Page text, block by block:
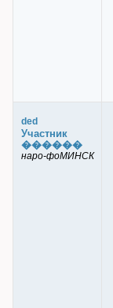
ded
Участник
������
наро-фоМИНСК